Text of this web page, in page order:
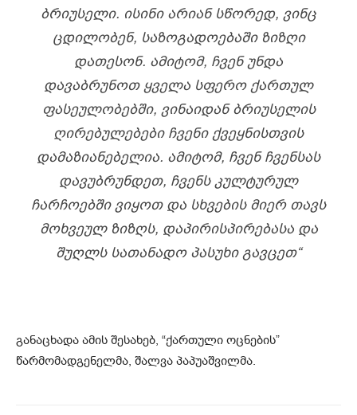
ᲑᲠᲘᲣᲡᲔᲚᲘ. ᲘᲡᲘᲜᲘ ᲐᲠᲘᲐᲜ ᲡᲬᲝᲠᲔᲓ, ᲕᲘᲜᲪ
ᲪᲓᲘᲚᲝᲑᲔᲜ, ᲡᲐᲖᲝᲒᲐᲓᲝᲔᲑᲐᲨᲘ ᲖᲘᲖᲦᲘ
ᲓᲐᲗᲔᲡᲝᲜ. ᲐᲛᲘᲢᲝᲛ, ᲩᲕᲔᲜ ᲣᲜᲓᲐ
ᲓᲐᲕᲐᲑᲠᲣᲜᲝᲗ ᲧᲕᲔᲚᲐ ᲡᲤᲔᲠᲝ ᲥᲐᲠᲗᲣᲚ
ᲤᲐᲡᲔᲣᲚᲝᲑᲔᲑᲨᲘ, ᲕᲘᲜᲐᲘᲓᲐᲜ ᲑᲠᲘᲣᲡᲔᲚᲘᲡ
ᲦᲘᲠᲔᲑᲣᲚᲔᲑᲔᲑᲘ ᲩᲕᲔᲜᲘ ᲥᲕᲔᲧᲜᲘᲡᲗᲕᲘᲡ
ᲓᲐᲛᲐᲖᲘᲐᲜᲔᲑᲔᲚᲘᲐ. ᲐᲛᲘᲢᲝᲛ, ᲩᲕᲔᲜ ᲩᲕᲔᲜᲡᲐᲡ
ᲓᲐᲕᲣᲑᲠᲣᲜᲓᲔᲗ, ᲩᲕᲔᲜᲡ ᲙᲣᲚᲢᲣᲠᲣᲚ
ᲩᲐᲠᲩᲝᲔᲑᲨᲘ ᲕᲘᲧᲝᲗ ᲓᲐ ᲡᲮᲕᲔᲑᲘᲡ ᲛᲘᲔᲠ ᲗᲐᲕᲡ
ᲛᲝᲮᲕᲔᲣᲚ ᲖᲘᲖᲦᲡ, ᲓᲐᲞᲘᲠᲘᲡᲞᲘᲠᲔᲑᲐᲡᲐ ᲓᲐ
ᲨᲣᲦᲚᲡ ᲡᲐᲗᲐᲜᲐᲓᲝ ᲞᲐᲡᲣᲮᲘ ᲒᲐᲕᲪᲔᲗ“
განაცხადა ამის შესახებ, “ქართული ოცნების”
წარმომადგენელმა, შალვა პაპუაშვილმა.